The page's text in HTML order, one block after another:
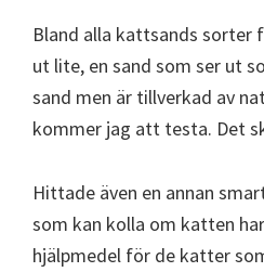
Bland alla kattsands sorter
ut lite, en sand som ser ut
sand men är tillverkad av
kommer jag att testa. Det
Hittade även en annan
som kan kolla om katten
hjälpmedel för de katter